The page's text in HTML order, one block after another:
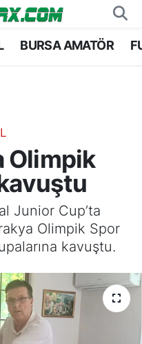
BURSA AMATÖR
Olimpik
Junior Cup’ta
Olimpik Spor
kavuştu.
ve Fikstür